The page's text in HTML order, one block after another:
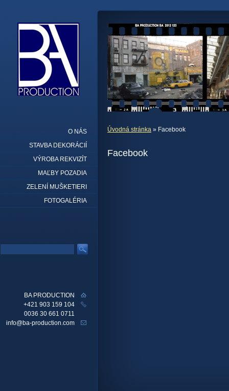
Úvodná stránka » Facebook
Facebook
O NÁS
STAVBA DEKORÁCIÍ
VÝROBA REKVIZÍT
MAĽBY POZADIA
ZELENÍ MUŠKETIERI
FOTOGALÉRIA
BA PRODUCTION
+421 903 159 104
0036 30 661 0711
info@ba-production.com